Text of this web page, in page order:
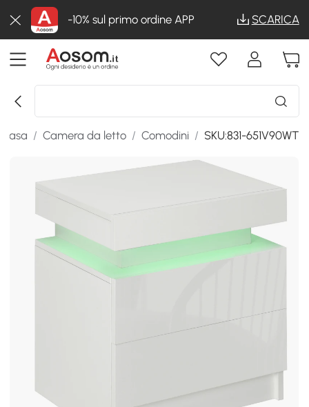
-10% sul primo ordine APP SCARICA
casa / Camera da letto / Comodini / SKU:831-651V90WT